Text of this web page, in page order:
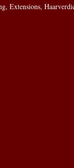
Extensions,